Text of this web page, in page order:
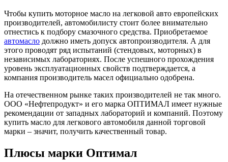
Всесезонна синтетична моторна олива останнього покоління,
що відповідає вимогам...
Чтобы купить моторное масло на легковой авто европейских
производителей, автомобилисту стоит более внимательно
отнестись к подбору смазочного средства. Приобретаемое
автомасло должно иметь допуск автопроизводителя. А для
этого проводят ряд испытаний (стендовых, моторных) в
независимых лабораториях. После успешного прохождения
уровень эксплуатационных свойств подтверждается, а
компания производитель масел официально одобрена.
На отечественном рынке таких производителей не так много.
ООО «Нефтепродукт» и его марка ОПТИМАЛ имеет нужные
рекомендации от западных лабораторий и компаний. Поэтому
купить масло для легкового автомобиля данной торговой
марки – значит, получить качественный товар.
Плюсы марки Оптимал